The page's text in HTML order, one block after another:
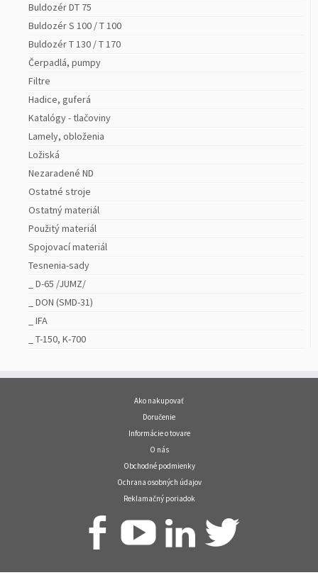
Buldozér DT 75
Buldozér S 100 / T 100
Buldozér T 130 / T 170
Čerpadlá, pumpy
Filtre
Hadice, guferá
Katalógy - tlačoviny
Lamely, obloženia
Ložiská
Nezaradené ND
Ostatné stroje
Ostatný materiál
Použitý materiál
Spojovací materiál
Tesnenia-sady
_ D-65 /JUMZ/
_ DON (SMD-31)
_ IFA
_ T-150, K-700
Ako nakupovať
Doručenie
Informácie o tovare
O nás
Obchodné podmienky
Ochrana osobných údajov
Reklamačný poriadok